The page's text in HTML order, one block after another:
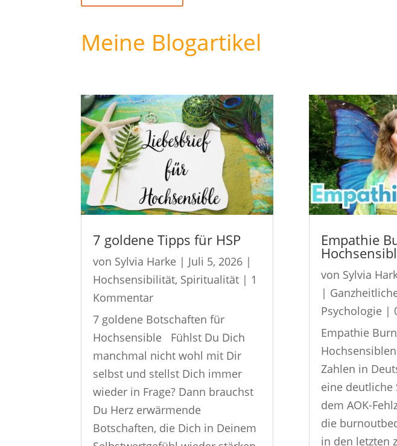
Meine Blogartikel
7 goldene Tipps für HSP
von Sylvia Harke | Juli 5, 2026 |
Hochsensibilität, Spiritualität | 1
Kommentar
7 goldene Botschaften für
Hochsensible Fühlst Du Dich
manchmal nicht wohl mit Dir
selbst und stellst Dich immer
wieder in Frage? Dann brauchst
Du Herz erwärmende
Botschaften, die Dich in Deinem
Empathie
von Sylvia
|
Psychologie |
Empathie
Zahlen in
eine deutliche
dem AOK-
die
in den letzten